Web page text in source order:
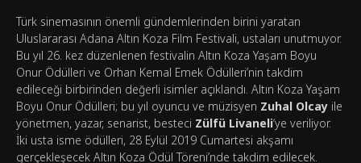
Türk sinemasının önemli gündemlerinden birini yaratan
Uluslararası Adana Altın Koza Film Festivali, ustaları unutmuyor.
Bu yıl 26. kez düzenlenen festivalin Altın Koza Yaşam Boyu
Onur Ödülleri ve Orhan Kemal Emek Ödülleri’nin takdim
edileceği birbirinden değerli isimler açıklandı. Altın Koza Yaşam
Boyu Onur Ödülleri; bu yıl oyuncu ve müzisyen Zuhal Olcay ile
yönetmen, yazar, senarist, besteci Zülfü Livaneli‘ye veriliyor.
İki usta isme ödülleri, 28 Eylül 2019 Cumartesi akşamı
gerçekleşecek Altın Koza Ödül Töreni’nde takdim edilecek.